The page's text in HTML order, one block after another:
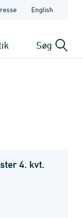
English
Søg
4. kvt.